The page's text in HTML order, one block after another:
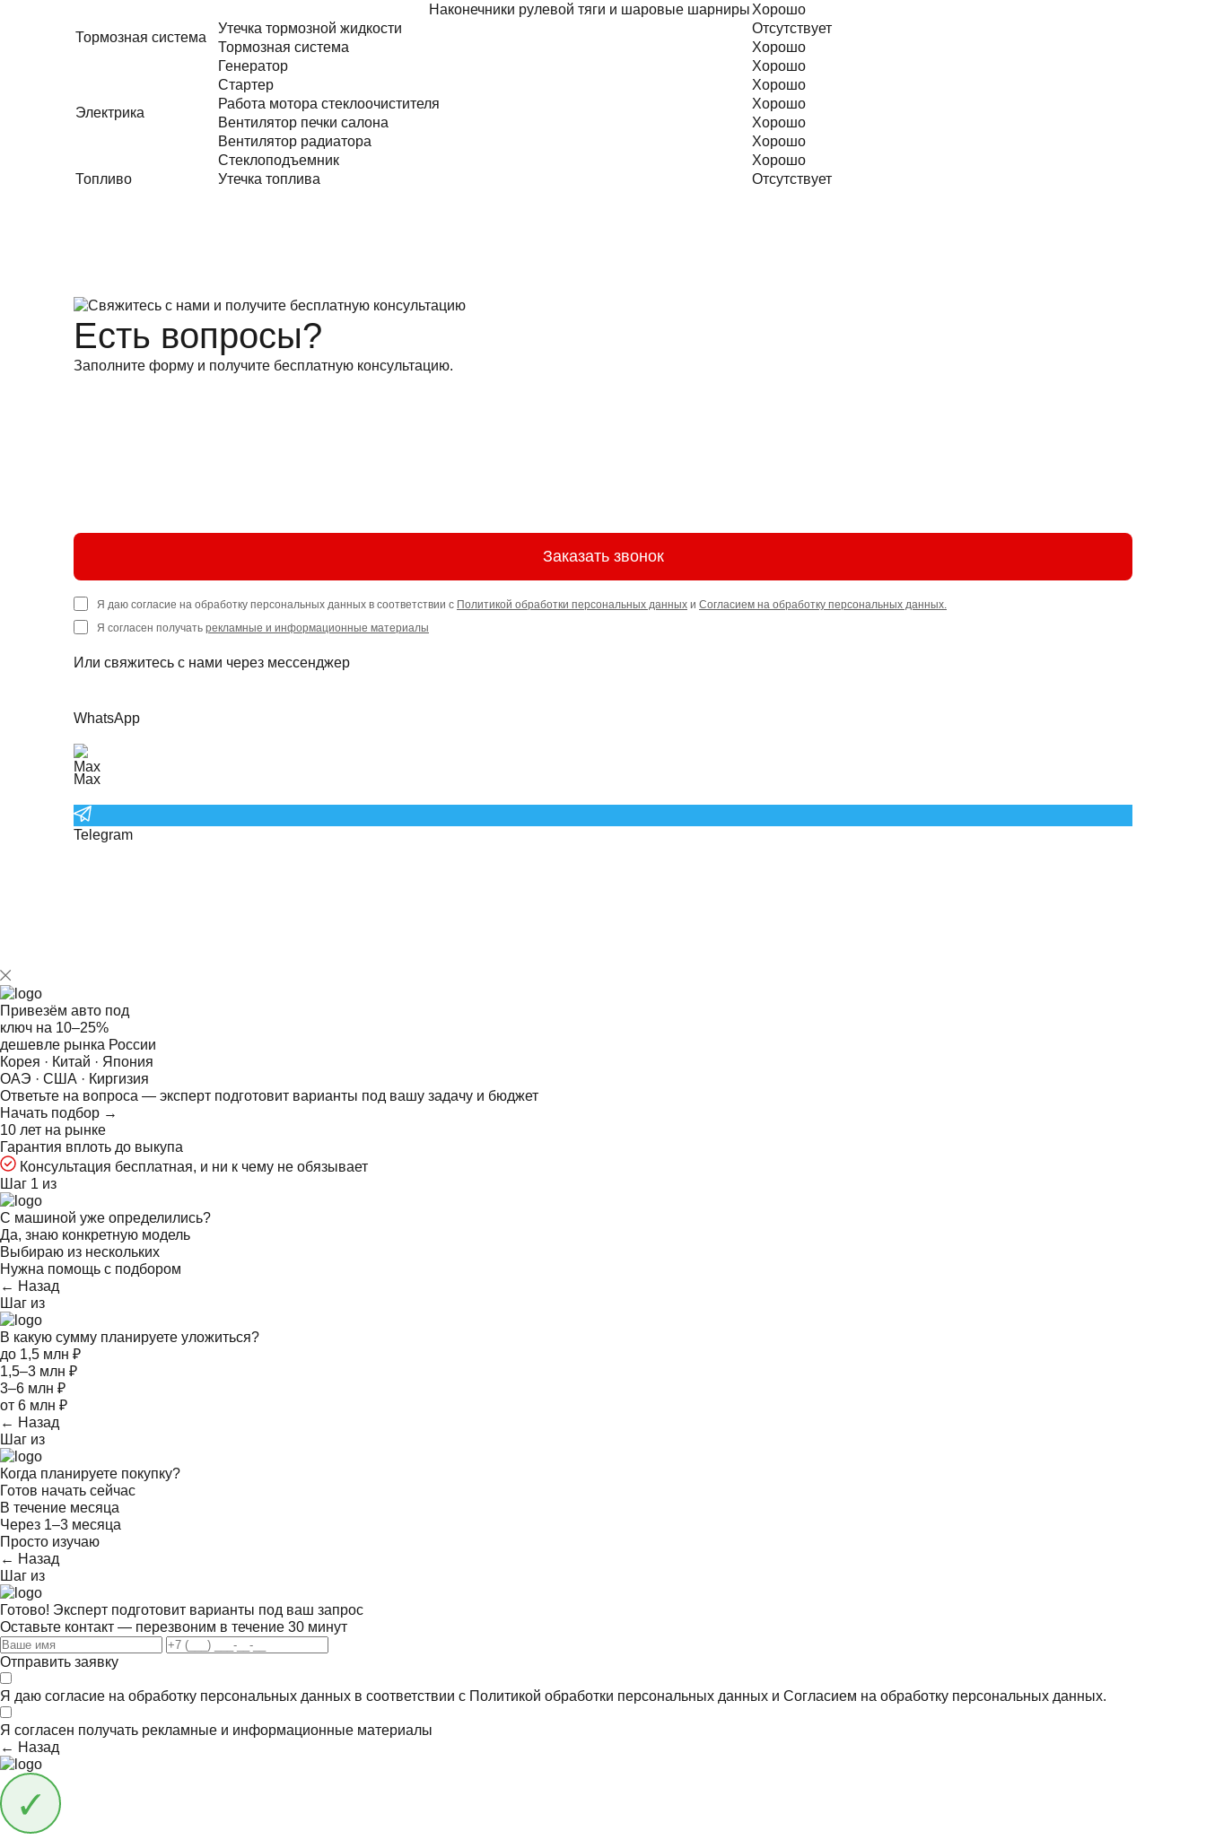
Наконечники рулевой тяги и шаровые шарниры Хорошо
Тормозная система
Утечка тормозной жидкости
Отсутствует
Тормозная система
Хорошо
Электрика
Генератор
Хорошо
Стартер
Хорошо
Работа мотора стеклоочистителя
Хорошо
Вентилятор печки салона
Хорошо
Вентилятор радиатора
Хорошо
Стеклоподъемник
Хорошо
Топливо
Утечка топлива Отсутствует
Есть вопросы?
Заполните форму и получите бесплатную консультацию.
Заказать звонок
Я даю согласие на обработку персональных данных в соответствии с Политикой обработки персональных данных и Согласием на обработку персональных данных.
Я согласен получать рекламные и информационные материалы
Или свяжитесь с нами через мессенджер
WhatsApp
Max
Telegram
Привезём авто под
ключ на 10–25%
дешевле рынка России
Корея · Китай · Япония
ОАЭ · США · Киргизия
Ответьте на вопроса — эксперт подготовит варианты под вашу задачу и бюджет
Начать подбор →
10 лет на рынке
Гарантия вплоть до выкупа
Консультация бесплатная, и ни к чему не обязывает
Шаг 1 из
С машиной уже определились?
Да, знаю конкретную модель
Выбираю из нескольких
Нужна помощь с подбором
← Назад
Шаг из
В какую сумму планируете уложиться?
до 1,5 млн ₽
1,5–3 млн ₽
3–6 млн ₽
от 6 млн ₽
← Назад
Шаг из
Когда планируете покупку?
Готов начать сейчас
В течение месяца
Через 1–3 месяца
Просто изучаю
← Назад
Шаг из
Готово! Эксперт подготовит варианты под ваш запрос
Оставьте контакт — перезвоним в течение 30 минут
Отправить заявку
Я даю согласие на обработку персональных данных в соответствии с Политикой обработки персональных данных и Согласием на обработку персональных данных.
Я согласен получать рекламные и информационные материалы
← Назад